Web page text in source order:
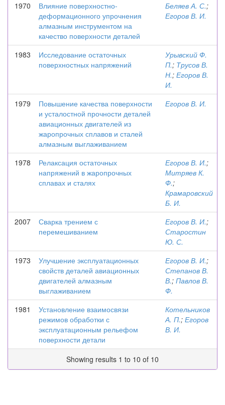
1970
Влияние поверхностно-
деформационного упрочнения
алмазным инструментом на
качество поверхности деталей
Беляев А. С.;
Егоров В. И.
1983
Исследование остаточных
поверхностных напряжений
Урывский Ф.
П.; Трусов В.
Н.; Егоров В.
И.
1979
Повышение качества поверхности
и усталостной прочности деталей
авиационных двигателей из
жаропрочных сплавов и сталей
алмазным выглаживанием
Егоров В. И.
1978
Релаксация остаточных
напряжений в жаропрочных
сплавах и сталях
Егоров В. И.;
Митряев К.
Ф.;
Крамаровский
Б. И.
2007
Сварка трением с
перемешиванием
Егоров В. И.;
Старостин
Ю. С.
1973
Улучшение эксплуатационных
свойств деталей авиационных
двигателей алмазным
выглаживанием
Егоров В. И.;
Степанов В.
В.; Павлов В.
Ф.
1981
Установление взаимосвязи
режимов обработки с
эксплуатационным рельефом
поверхности детали
Котельников
А. П.; Егоров
В. И.
Showing results 1 to 10 of 10